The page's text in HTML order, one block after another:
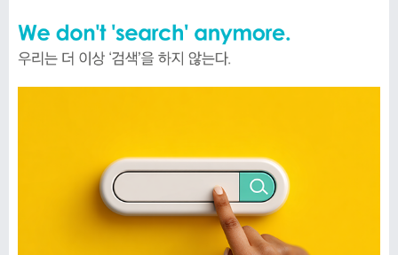
CULTURE